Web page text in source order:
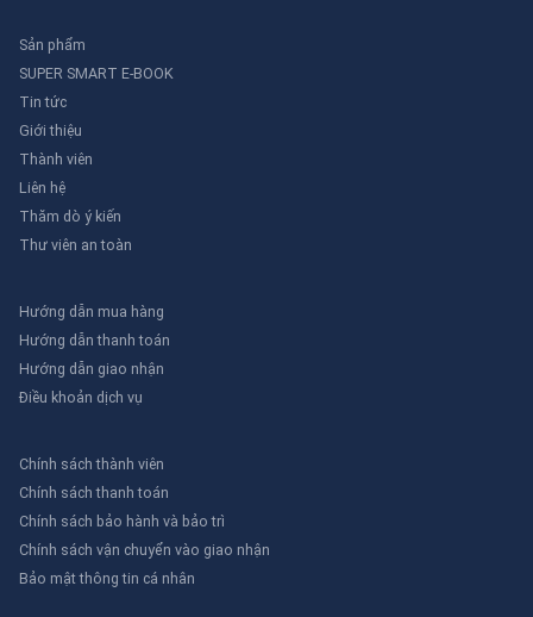
Sản phẩm
SUPER SMART E-BOOK
Tin tức
Giới thiệu
Thành viên
Liên hệ
Thăm dò ý kiến
Thư viên an toàn
Hướng dẫn mua hàng
Hướng dẫn thanh toán
Hướng dẫn giao nhận
Điều khoản dịch vụ
Chính sách thành viên
Chính sách thanh toán
Chính sách bảo hành và bảo trì
Chính sách vận chuyển vào giao nhận
Bảo mật thông tin cá nhân